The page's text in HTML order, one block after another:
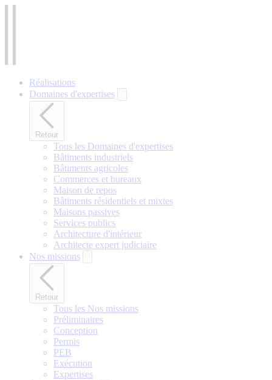
Réalisations
Domaines d'expertises
Retour
Tous les Domaines d'expertises
Bâtiments industriels
Bâtiments agricoles
Commerces et bureaux
Maison de repos
Bâtiments résidentiels et mixtes
Maisons passives
Services publics
Architecture d'intérieur
Architecte expert judiciaire
Nos missions
Retour
Tous les Nos missions
Préliminaires
Conception
Permis
PEB
Exécution
Expertises